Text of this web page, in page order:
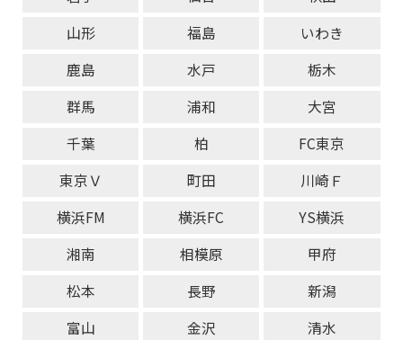
山形
福島
いわき
鹿島
水戸
栃木
群馬
浦和
大宮
千葉
柏
FC東京
東京Ｖ
町田
川崎Ｆ
横浜FM
横浜FC
YS横浜
湘南
相模原
甲府
松本
長野
新潟
富山
金沢
清水